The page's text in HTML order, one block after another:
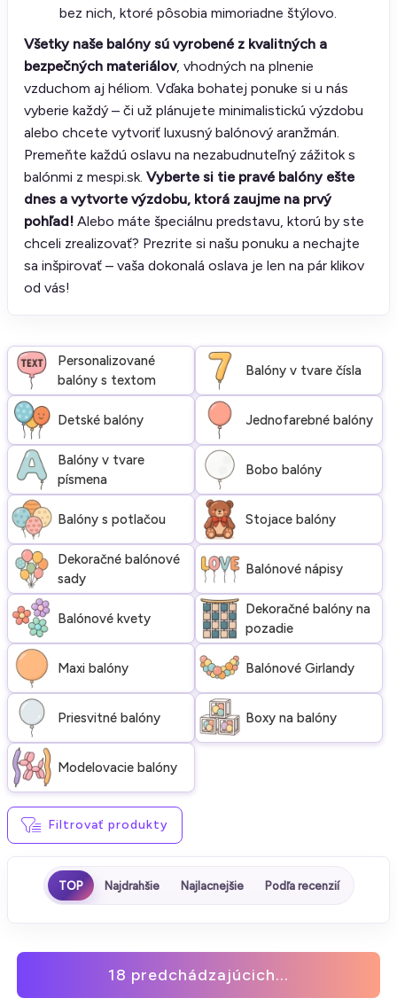
bez nich, ktoré pôsobia mimoriadne štýlovo.
Všetky naše balóny sú vyrobené z kvalitných a
bezpečných materiálov, vhodných na plnenie
vzduchom aj héliom. Vďaka bohatej ponuke si u nás
vyberie každý – či už plánujete minimalistickú výzdobu
alebo chcete vytvoriť luxusný balónový aranžmán.
Premeňte každú oslavu na nezabudnuteľný zážitok s
balónmi z mespi.sk. Vyberte si tie pravé balóny ešte
dnes a vytvorte výzdobu, ktorá zaujme na prvý
pohľad! Alebo máte špeciálnu predstavu, ktorú by ste
chceli zrealizovať? Prezrite si našu ponuku a nechajte
sa inšpirovať – vaša dokonalá oslava je len na pár klikov
od vás!
Personalizované
balóny s textom
Balóny v tvare čísla
Detské balóny Jednofarebné balóny
Balóny v tvare
písmena
Bobo balóny
Balóny s potlačou Stojace balóny
Dekoračné balónové
sady
Balónové nápisy
Balónové kvety
Dekoračné balóny na
pozadie
Maxi balóny Balónové Girlandy
Priesvitné balóny Boxy na balóny
Modelovacie balóny
Filtrovať produkty
TOP Najdrahšie Najlacnejšie Podľa recenzií
18 predchádzajúcich...